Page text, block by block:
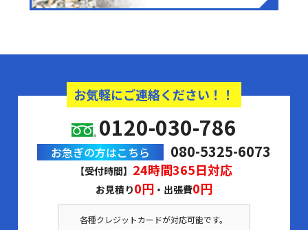
お気軽にご連絡ください！！
0120-030-786
お急ぎの方はこちら 080-5325-6073
【受付時間】 24時間365日対応
お見積り0円 ・出張費0円
各種クレジットカードが対応可能です。